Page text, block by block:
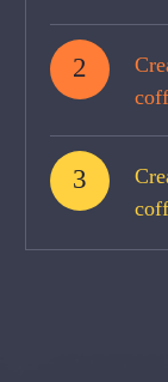
2
3